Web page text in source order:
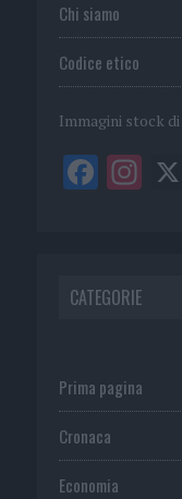
Chi siamo
Codice etico
Immagini stock di
CATEGORIE
Prima pagina
Cronaca
Economia